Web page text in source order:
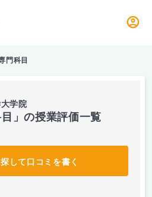
門科目
学院
目」の授業評価一覧
して口コミを書く